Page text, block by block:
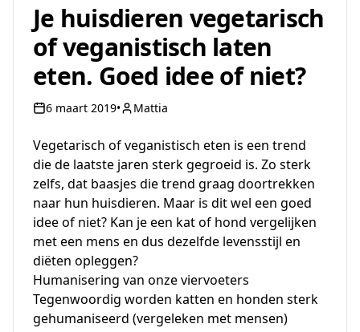
Je huisdieren vegetarisch
of veganistisch laten
eten. Goed idee of niet?
6 maart 2019• Mattia
Vegetarisch of veganistisch eten is een trend
die de laatste jaren sterk gegroeid is. Zo sterk
zelfs, dat baasjes die trend graag doortrekken
naar hun huisdieren. Maar is dit wel een goed
ideeof niet? Kan je een kat of hond vergelijken
met een mens en dus dezelfde levensstijl en
diëten opleggen?
Humanisering van onze viervoeters
Tegenwoordig worden katten en honden sterk
gehumaniseerd (vergeleken met mensen)